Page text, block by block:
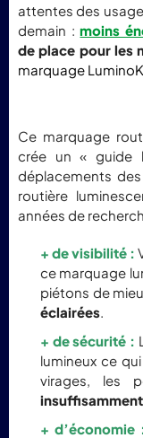
attentes des
demain :moins
de place pour les
marquage
Ce marquage
crée un « guide
déplacements
routière
années de
+ de visibilité :
ce marquage
piétons de
éclairées.
+ de sécurité :
lumineux ce
virages, les
+ d’économie